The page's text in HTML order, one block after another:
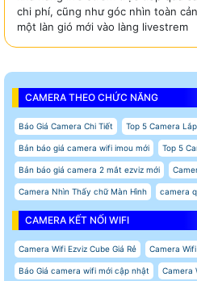
chi phí, cũng như góc nhìn toàn
một làn gió mới vào làng livestrem
CAMERA THEO CHỨC NĂNG
Báo Giá Camera Chi Tiết Top 5 Camera
Bản báo giá camera wifi imou mới Top 5
Bản báo giá camera 2 mắt ezviz mới
Camera Nhìn Thấy chữ Màn Hình camera
CAMERA KẾT NỐI WIFI
Camera Wifi Ezviz Cube Giá Rẻ Camera
Báo Giá camera wifi mới cập nhật Camera